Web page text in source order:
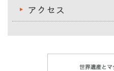
アクセス